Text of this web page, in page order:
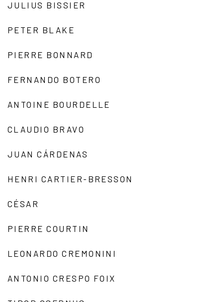
JULIUS BISSIER
PETER BLAKE
PIERRE BONNARD
FERNANDO BOTERO
ANTOINE BOURDELLE
CLAUDIO BRAVO
JUAN CÁRDENAS
HENRI CARTIER-BRESSON
CÉSAR
PIERRE COURTIN
LEONARDO CREMONINI
ANTONIO CRESPO FOIX